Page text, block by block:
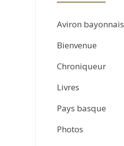
Aviron bayonnais
Bienvenue
Chroniqueur
Livres
Pays basque
Photos